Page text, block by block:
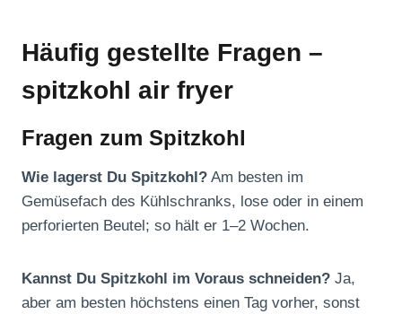
Häufig gestellte Fragen –
spitzkohl air fryer
Fragen zum Spitzkohl
Wie lagerst Du Spitzkohl? Am besten im
Gemüsefach des Kühlschranks, lose oder in einem
perforierten Beutel; so hält er 1–2 Wochen.
Kannst Du Spitzkohl im Voraus schneiden? Ja,
aber am besten höchstens einen Tag vorher, sonst